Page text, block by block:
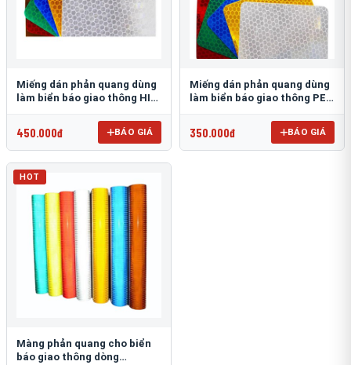
Miếng dán phản quang dùng
làm biển báo giao thông HIP
450.000đ BÁO GIÁ
Miếng dán phản quang dùng
làm biển báo giao thông PEG
350.000đ BÁO GIÁ
HOT
Màng phản quang cho biển
báo giao thông dòng